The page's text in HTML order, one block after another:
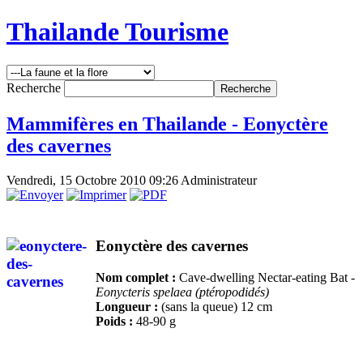
Thailande Tourisme
Recherche
Mammifères en Thailande - Eonyctère
des cavernes
Vendredi, 15 Octobre 2010 09:26 Administrateur
Eonyctère des cavernes
Nom complet : Cave-dwelling Nectar-eating Bat -
Eonycteris spelaea (ptéropodidés)
Longueur : (sans la queue) 12 cm
Poids : 48-90 g